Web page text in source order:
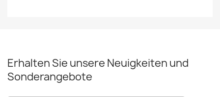
Erhalten Sie unsere Neuigkeiten und
Sonderangebote